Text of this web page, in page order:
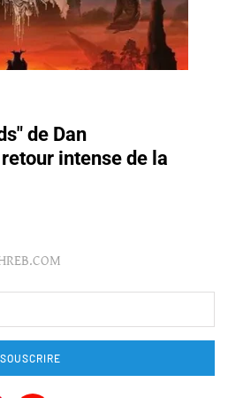
de Dan
intense de la
SOUSCRIRE